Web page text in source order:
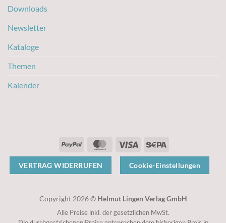
Downloads
Newsletter
Kataloge
Themen
Kalender
PayPal MasterCard
Visa Sepa
VERTRAG WIDERRUFEN Cookie-Einstellungen
Copyright 2026 © Helmut Lingen Verlag GmbH
Alle Preise inkl. der gesetzlichen MwSt.